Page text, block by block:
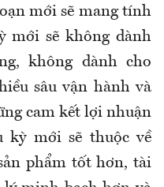
mới sẽ mang tính
mới sẽ không dành
không dành cho
sâu vận hành và
cam kết lợi nhuận
kỳ mới sẽ thuộc về
phẩm tốt hơn, tài